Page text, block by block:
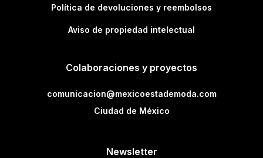
Política de devoluciones y reembolsos
Aviso de propiedad intelectual
Colaboraciones y proyectos
comunicacion@mexicoestademoda.com
Ciudad de México
Newsletter